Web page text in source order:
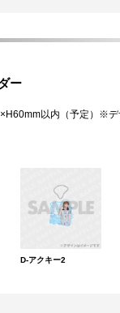
ー
以内（予定）※
D-アクキー2